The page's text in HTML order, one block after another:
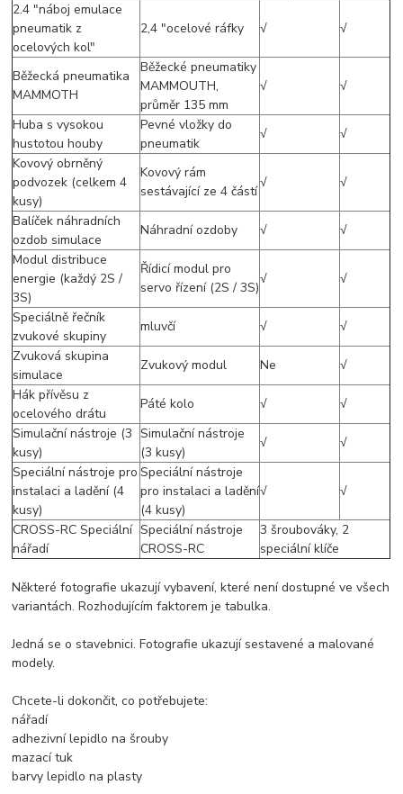
2.4 "náboj emulace
pneumatik z
ocelových kol"
2,4 "ocelové ráfky √ √
Běžecká pneumatika
MAMMOTH
Běžecké pneumatiky
MAMMOUTH,
průměr 135 mm
√ √
Huba s vysokou
hustotou houby
Pevné vložky do
pneumatik
√
√
Kovový obrněný
podvozek (celkem 4
kusy)
Kovový rám
sestávající ze 4 částí
√ √
Balíček náhradních
ozdob simulace
Náhradní ozdoby √
√
Modul distribuce
energie (každý 2S /
3S)
Řídicí modul pro
servo řízení (2S / 3S)
√ √
Speciálně řečník
zvukové skupiny
mluvčí √
√
Zvuková skupina
simulace
Zvukový modul Ne
√
Hák přívěsu z
ocelového drátu
Páté kolo √
√
Simulační nástroje (3
kusy)
Simulační nástroje
(3 kusy)
√
√
Speciální nástroje pro
instalaci a ladění (4
kusy)
Speciální nástroje
pro instalaci a ladění
(4 kusy)
√ √
CROSS-RC Speciální
nářadí
Speciální nástroje
CROSS-RC
3 šroubováky, 2
speciální klíče
Některé fotografie ukazují vybavení, které není dostupné ve všech
variantách. Rozhodujícím faktorem je tabulka.
Jedná se o stavebnici. Fotografie ukazují sestavené a malované
modely.
Chcete-li dokončit, co potřebujete:
nářadí
adhezivní lepidlo na šrouby
mazací tuk
barvy lepidlo na plasty